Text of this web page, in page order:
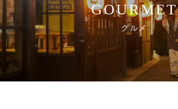
GOURMET
グルメ